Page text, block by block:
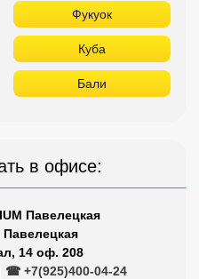
Фукуок
Куба
Бали
в офисе:
Павелецкая
Павелецкая
14 оф. 208
☎ +7(925)400-04-24